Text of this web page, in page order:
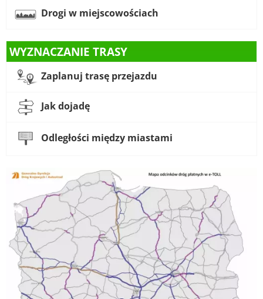
Drogi w miejscowościach
WYZNACZANIE TRASY
Zaplanuj trasę przejazdu
Jak dojadę
Odległości między miastami